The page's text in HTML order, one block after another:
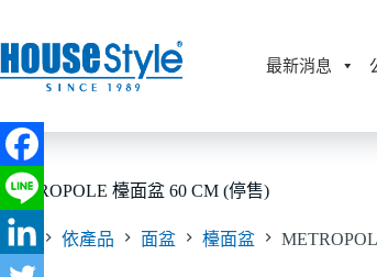
至
主
內
容
最新消息
METROPOLE 檯面盆 60 CM (停售)
首頁 依產品 面盆 檯面盆